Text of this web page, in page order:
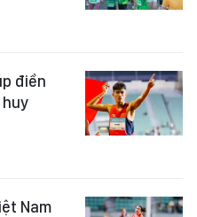
điền
Nam